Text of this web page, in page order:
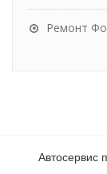
Ремонт
Автосервис